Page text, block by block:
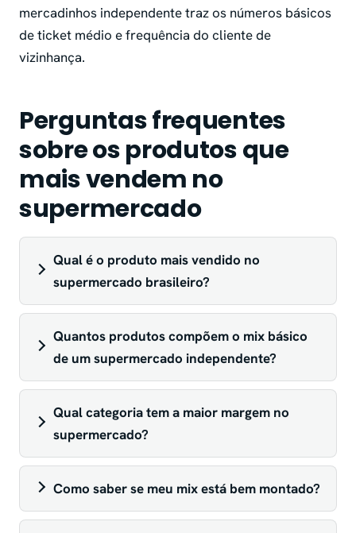
mercadinhos independente traz os números básicos
de ticket médio e frequência do cliente de
vizinhança.
Perguntas frequentes
sobre os produtos que
mais vendem no
supermercado
Qual é o produto mais vendido no
supermercado brasileiro?
Quantos produtos compõem o mix básico
de um supermercado independente?
Qual categoria tem a maior margem no
supermercado?
Como saber se meu mix está bem montado?